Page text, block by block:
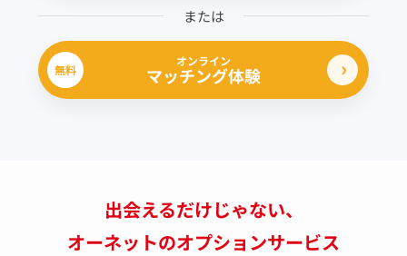
または
無料
オンライン
マッチング体験
出会えるだけじゃない、
オーネットのオプションサービス